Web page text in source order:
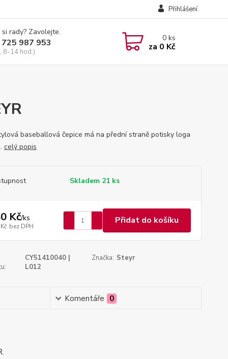
Přihlášení
rady? Zavolejte.
987 953
8-14 hod.)
0ks
za 0 Kč
baseballová čepice má na přední straně potisky loga
celý popis
Skladem 21 ks
Kč/ks
bez DPH
Přidat do košíku
CY51410040 |
L012
Značka: Steyr
Komentáře 0